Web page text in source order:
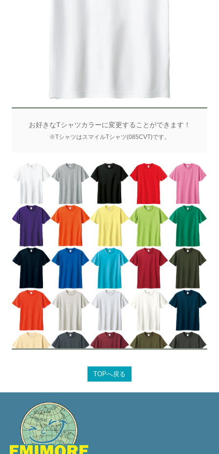
お好きなTシャツカラーに変更することができます！
※TシャツはスマイルTシャツ(085CVT)です。
TOPへ戻る